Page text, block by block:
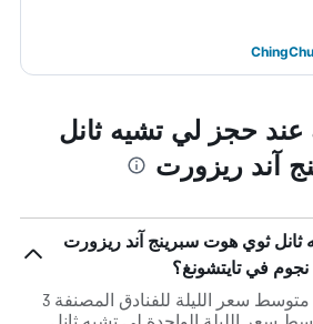
عند حجز لي تشيه ثانل
آند ريزورت
ثوي هوت سبرينج آند ريزورت
هناك فرق يبلغ 28% في متوسط ​​سعر الليلة للفنادق المصنفة 3